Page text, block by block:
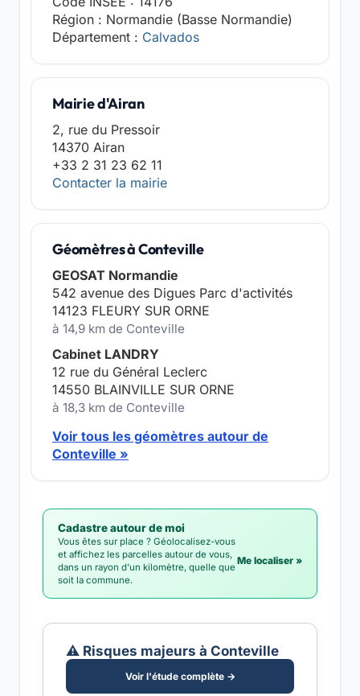
Région : Normandie (Basse Normandie)
Département : Calvados
Mairie d'Airan
2, rue du Pressoir
14370 Airan
+33 2 31 23 62 11
Contacter la mairie
Géomètres à Conteville
GEOSAT Normandie
542 avenue des Digues Parc d'activités
14123 FLEURY SUR ORNE
à 14,9 km de Conteville
Cabinet LANDRY
12 rue du Général Leclerc
14550 BLAINVILLE SUR ORNE
à 18,3 km de Conteville
Voir tous les géomètres autour de
Conteville »
Cadastre autour de moi
Vous êtes sur place ? Géolocalisez-vous
et affichez les parcelles autour de vous,
dans un rayon d'un kilomètre, quelle que
soit la commune.
Me localiser »
⚠️ Risques majeurs à Conteville
Voir l'étude complète →